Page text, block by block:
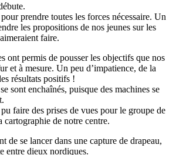
prendre toutes les forces nécessaire. Un
les propositions de nos jeunes sur les
faire.
ont permis de pousser les objectifs que nos
et à mesure. Un peu d’impatience, de la
résultats positifs !
sont enchaînés, puisque des machines se
faire des prises de vues pour le groupe de
cartographie de notre centre.
de se lancer dans une capture de drapeau,
entre dieux nordiques.